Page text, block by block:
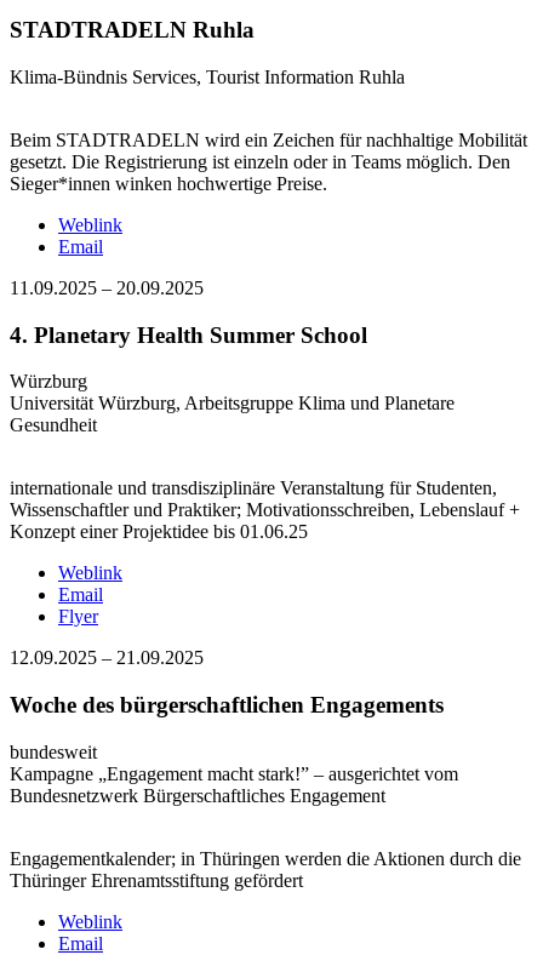
STADTRADELN Ruhla
Klima-Bündnis Services, Tourist Information Ruhla
Beim STADTRADELN wird ein Zeichen für nachhaltige Mobilität
gesetzt. Die Registrierung ist einzeln oder in Teams möglich. Den
Sieger*innen winken hochwertige Preise.
Weblink
Email
11.09.2025 – 20.09.2025
4. Planetary Health Summer School
Würzburg
Universität Würzburg, Arbeitsgruppe Klima und Planetare
Gesundheit
internationale und transdisziplinäre Veranstaltung für Studenten,
Wissenschaftler und Praktiker; Motivationsschreiben, Lebenslauf +
Konzept einer Projektidee bis 01.06.25
Weblink
Email
Flyer
12.09.2025 – 21.09.2025
Woche des bürgerschaftlichen Engagements
bundesweit
Kampagne „Engagement macht stark!” – ausgerichtet vom
Bundesnetzwerk Bürgerschaftliches Engagement
Engagementkalender; in Thüringen werden die Aktionen durch die
Thüringer Ehrenamtsstiftung gefördert
Weblink
Email